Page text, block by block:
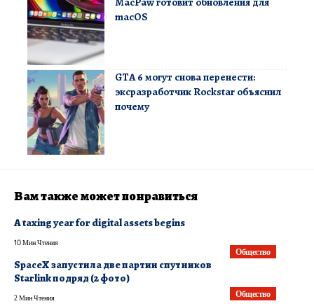
macOS
GTA 6 могут снова перенести:
эксразработчик Rockstar объяснил
почему
Вам также может понравиться
Общество
A taxing year for digital assets begins
10 Мин Чтения
Общество
SpaceX запустила две партии спутников
Starlink подряд (2 фото)
2 Мин Чтения